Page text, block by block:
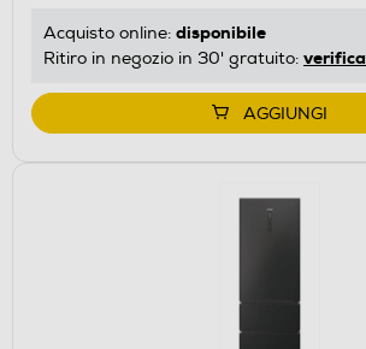
energetico
Youreko.
Acquisto online: disponibile
Ritiro in negozio in 30' gratuito: verifica
AGGIUNGI